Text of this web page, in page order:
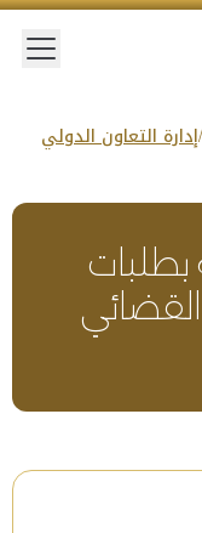
إدارة التعاون الدولي
بطلبات